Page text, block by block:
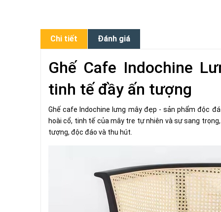
Chi tiết Đánh giá
Ghế Cafe Indochine
tinh tế đầy ấn tượng
Ghế cafe Indochine lưng mây đẹp - sản phẩm độc
hoài cổ, tinh tế của mây tre tự nhiên và sự sang
tượng, độc đáo và thu hút.